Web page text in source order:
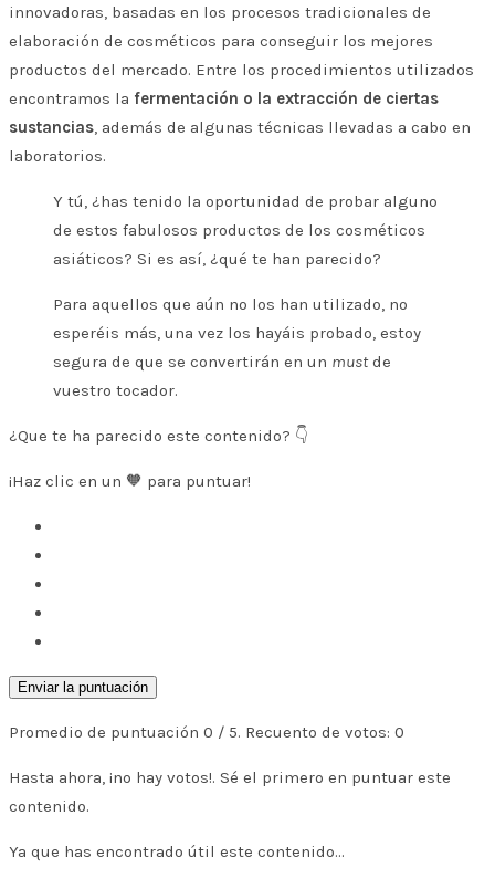
innovadoras, basadas en los procesos tradicionales de
elaboración de cosméticos para conseguir los mejores
productos del mercado. Entre los procedimientos utilizados
encontramos la fermentación o la extracción de ciertas
sustancias, además de algunas técnicas llevadas a cabo en
laboratorios.
Y tú, ¿has tenido la oportunidad de probar alguno
de estos fabulosos productos de los cosméticos
asiáticos? Si es así, ¿qué te han parecido?
Para aquellos que aún no los han utilizado, no
esperéis más, una vez los hayáis probado, estoy
segura de que se convertirán en un mustde
vuestro tocador.
¿Que te ha parecido este contenido? 👇
¡Haz clic en un 🧡 para puntuar!
Enviar la puntuación
Promedio de puntuación 0 / 5. Recuento de votos: 0
Hasta ahora, ¡no hay votos!. Sé el primero en puntuar este
contenido.
Ya que has encontrado útil este contenido...